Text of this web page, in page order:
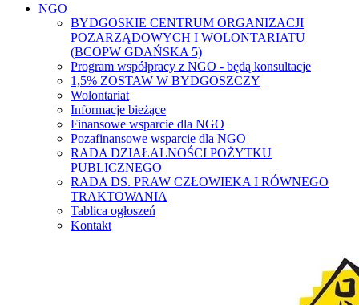
NGO
BYDGOSKIE CENTRUM ORGANIZACJI
POZARZĄDOWYCH I WOLONTARIATU
(BCOPW GDAŃSKA 5)
Program współpracy z NGO - będą konsultacje
1,5% ZOSTAW W BYDGOSZCZY
Wolontariat
Informacje bieżące
Finansowe wsparcie dla NGO
Pozafinansowe wsparcie dla NGO
RADA DZIAŁALNOŚCI POŻYTKU
PUBLICZNEGO
RADA DS. PRAW CZŁOWIEKA I RÓWNEGO
TRAKTOWANIA
Tablica ogłoszeń
Kontakt